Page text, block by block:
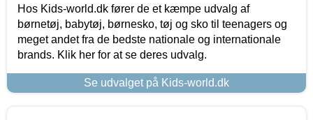
Hos Kids-world.dk fører de et kæmpe udvalg af
børnetøj, babytøj, børnesko, tøj og sko til teenagers og
meget andet fra de bedste nationale og internationale
brands. Klik her for at se deres udvalg.
Se udvalget på Kids-world.dk